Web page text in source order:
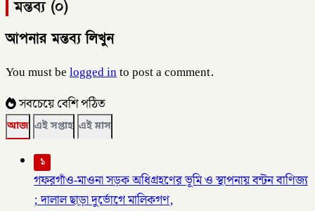
মন্তব্য (০)
আপনার মন্তব্য লিখুন
You must belogged into post a comment.
সবচেয়ে বেশি পঠিত
আজ এই সপ্তাহ এই মাস
১
গফরগাঁও-মাওনা সড়ক অধিগ্রহণের ভূমি ও স্থাপনায় বন্টন বাণিজ্য
; দালাল ছাড়া দুর্ভোগে মালিকগণ,